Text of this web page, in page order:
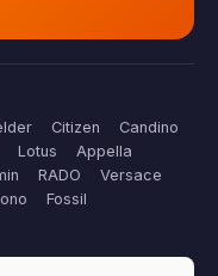
Citizen
Candino
Lotus
Appella
RADO
Versace
Fossil